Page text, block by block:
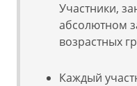
Участники,
абсолютном
возрастных
Каждый